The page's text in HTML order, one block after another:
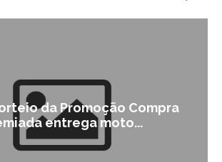
da Promoção Compra
entrega moto...